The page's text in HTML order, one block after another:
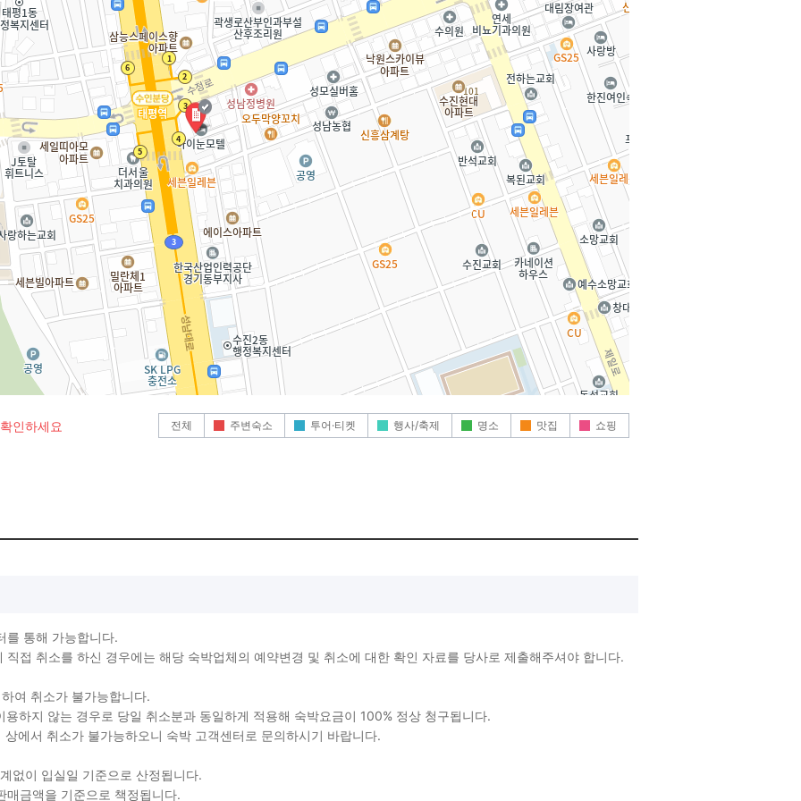
인하세요 전체 주변숙소 투어·티켓 행사/축제 명소 맛집 쇼핑
를 통해 가능합니다.
접 취소를 하신 경우에는 해당 숙박업체의 예약변경 및 취소에 대한 확인 자료를 당사로 제출해주셔야 합니다.
여 취소가 불가능합니다.
하지 않는 경우로 당일 취소분과 동일하게 적용해 숙박요금이 100% 정상 청구됩니다.
에서 취소가 불가능하오니 숙박 고객센터로 문의하시기 바랍니다.
없이 입실일 기준으로 산정됩니다.
금액을 기준으로 책정됩니다.